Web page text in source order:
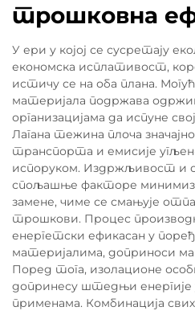
трошковна
У ери у којој се сусретају
економска исплативост,
истичу се на оба плана.
материјала подржава
организацијама да испуне
Лагана тежина плоча
транспорта и емисије
испоруком. Издржљивост и
спољашње факторе
замене, чиме се смањује
трошкови. Процес
енергетски ефикасан у
материјалима, доприноси
Поред тога, изолационе
допринесу штедњи енергије
применама. Комбинација